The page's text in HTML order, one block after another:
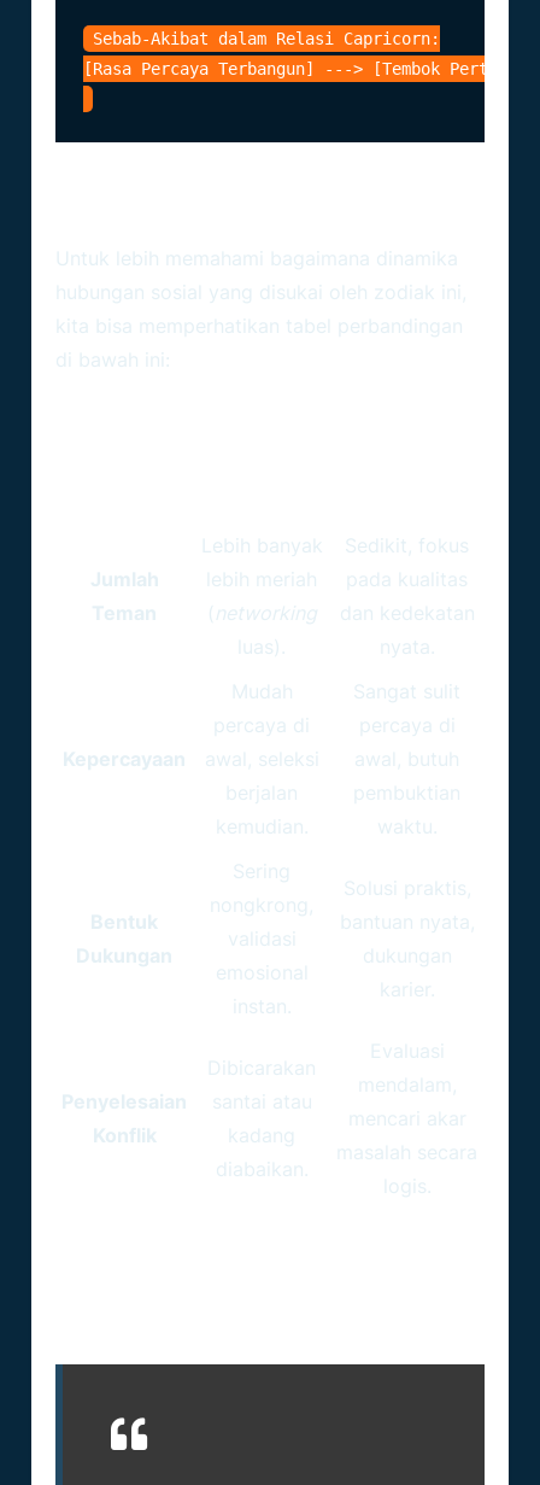
Sebab-Akibat dalam Relasi Capricorn:
Untuk lebih memahami bagaimana dinamika
hubungan sosial yang disukai oleh zodiak ini,
kita bisa memperhatikan tabel perbandingan
di bawah ini:
Jumlah
Teman
Lebih banyak
lebih meriah
( networking
luas).
Sedikit, fokus
pada kualitas
dan kedekatan
nyata.
Kepercayaan
Mudah
percaya di
awal, seleksi
berjalan
kemudian.
Sangat sulit
percaya di
awal, butuh
pembuktian
waktu.
Bentuk
Dukungan
Sering
nongkrong,
validasi
emosional
instan.
Solusi praktis,
bantuan nyata,
dukungan
karier.
Penyelesaian
Konflik
Dibicarakan
santai atau
kadang
diabaikan.
Evaluasi
mendalam,
mencari akar
masalah secara
logis.